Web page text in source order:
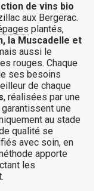
de vins bio
aux Bergerac.
plantés,
la Muscadelle et
aussi le
rouges. Chaque
ses besoins
de chaque
, réalisées par une
une
au stade
qualité se
avec soin, en
apporte
les